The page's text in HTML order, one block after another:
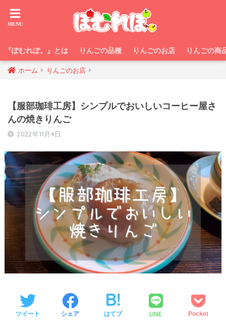
『ぽむれぽ。』とは りんごの品種 りんごのお店 りんごの商
ホーム りんごのお店
【服部珈琲工房】シンプルでおいしいコーヒー屋さ
んの焼きりんご
2022年11月4日
ツイート シェア はてブ LINE Pocket